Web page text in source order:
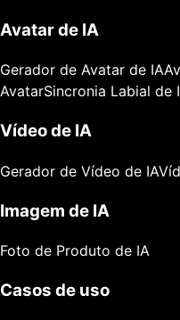
Avatar de IA
Gerador de Avatar de IA
AvatarSincronia Labial de
Vídeo de IA
Gerador de Vídeo de IA
Imagem de IA
Foto de Produto de IA
Casos de uso